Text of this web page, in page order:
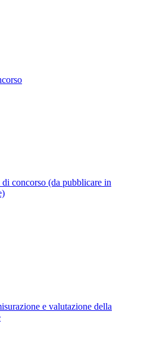
concorso (da pubblicare in
e valutazione della